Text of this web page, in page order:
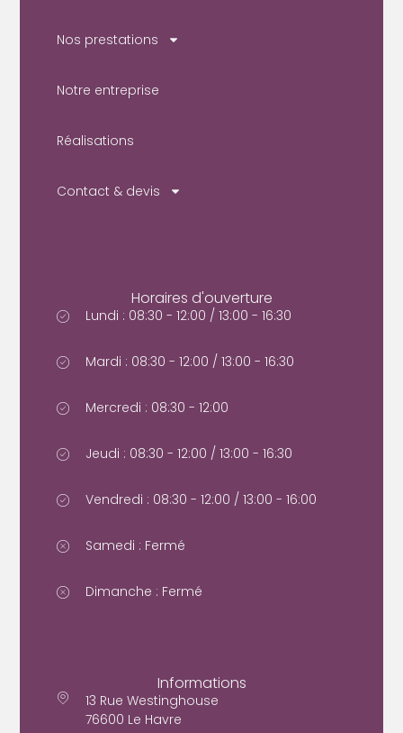
Nos prestations
Notre entreprise
Réalisations
Contact & devis
Horaires d'ouverture
Lundi : 08:30 - 12:00 / 13:00 - 16:30
Mardi : 08:30 - 12:00 / 13:00 - 16:30
Mercredi : 08:30 - 12:00
Jeudi : 08:30 - 12:00 / 13:00 - 16:30
Vendredi : 08:30 - 12:00 / 13:00 - 16:00
Samedi : Fermé
Dimanche : Fermé
Informations
13 Rue Westinghouse
76600 Le Havre